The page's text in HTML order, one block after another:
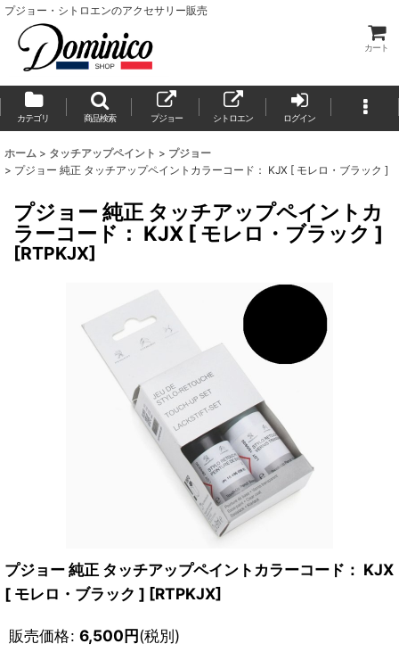
プジョー・シトロエンのアクセサリー販売
カート
カテゴリ 商品検索 プジョー シトロエン ログイン
ホーム > タッチアップペイント > プジョー
> プジョー 純正 タッチアップペイントカラーコード： KJX [ モレロ・ブラック ]
プジョー 純正 タッチアップペイントカ
ラーコード： KJX [ モレロ・ブラック ]
[RTPKJX]
プジョー 純正 タッチアップペイントカラーコード： KJX
[ モレロ・ブラック ] [RTPKJX]
販売価格: 6,500円(税別)